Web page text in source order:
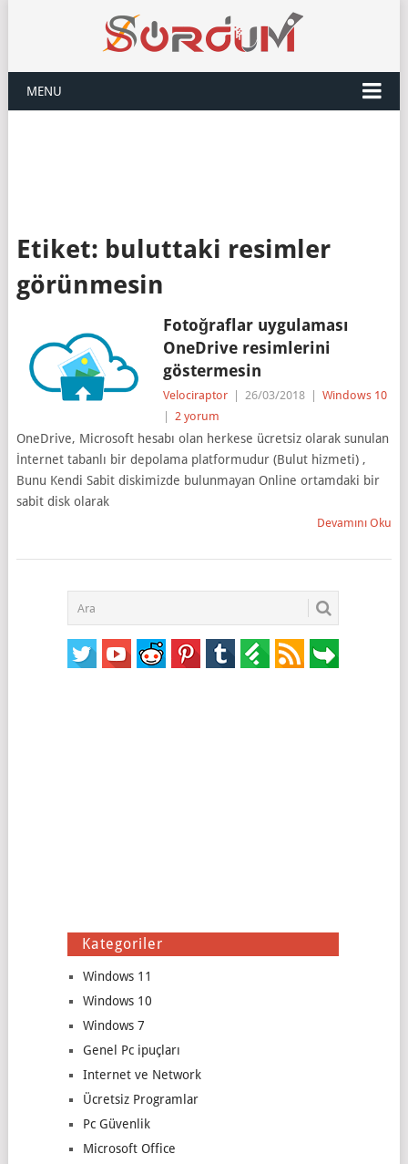
MENU
Etiket: buluttaki resimler
görünmesin
Fotoğraflar uygulaması
OneDrive resimlerini
göstermesin
Velociraptor 26/03/2018
Windows 10
2 yorum
OneDrive, Microsoft hesabı olan herkese ücretsiz olarak sunulan
İnternet tabanlı bir depolama platformudur (Bulut hizmeti) ,
Bunu Kendi Sabit diskimizde bulunmayan Online ortamdaki bir
sabit disk olarak
Devamını Oku
Kategoriler
Windows 11
Windows 10
Windows 7
Genel Pc ipuçları
Internet ve Network
Ücretsiz Programlar
Pc Güvenlik
Microsoft Office